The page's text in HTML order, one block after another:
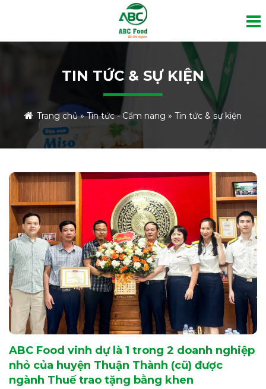
TIN TỨC & SỰ KIỆN
Trang chủ»Tin tức - Cẩm nang » Tin tức & sự kiện
ABC Food vinh dự là 1 trong 2 doanh nghiệp
nhỏ của huyện Thuận Thành (cũ) được
ngành Thuế trao tặng bằng khen